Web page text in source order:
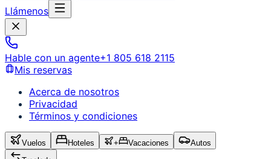
Llámenos
Hable con un agente+1 805 618 2115
Mis reservas
Acerca de nosotros
Privacidad
Términos y condiciones
Vuelos Hoteles + Vacaciones
Autos